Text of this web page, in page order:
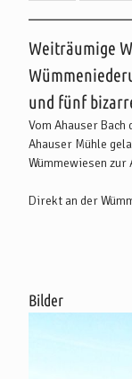
Weiträumige
und fünf
Vom Ahauser
Ahauser Mühle
Wümmewiesen zur
Direkt an der
unterschiedlichen
die
Künstlerinnen im
Um das Pilgern
Bilder